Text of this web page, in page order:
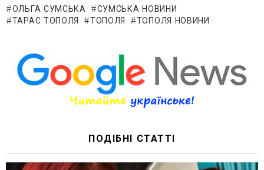
ОЛЬГА СУМСЬКА
СУМСЬКА НОВИНИ
ТАРАС ТОПОЛЯ
ТОПОЛЯ ТОПОЛЯ НОВИНИ
ПОДІБНІ СТАТТІ